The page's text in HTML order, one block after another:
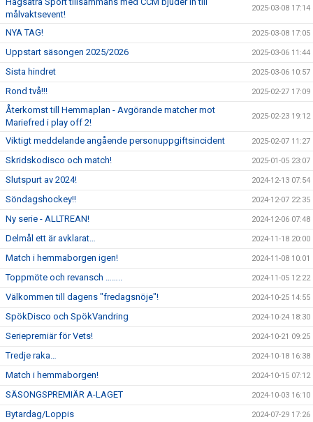
målvaktsevent!
2025-03-08 17:14
NYA TAG! 2025-03-08 17:05
Uppstart säsongen 2025/2026 2025-03-06 11:44
Sista hindret 2025-03-06 10:57
Rond två!!! 2025-02-27 17:09
Återkomst till Hemmaplan - Avgörande matcher mot
Mariefred i play off 2!
2025-02-23 19:12
Viktigt meddelande angående personuppgiftsincident 2025-02-07 11:27
Skridskodisco och match! 2025-01-05 23:07
Slutspurt av 2024! 2024-12-13 07:54
Söndagshockey!! 2024-12-07 22:35
Ny serie - ALLTREAN! 2024-12-06 07:48
Delmål ett är avklarat… 2024-11-18 20:00
Match i hemmaborgen igen! 2024-11-08 10:01
Toppmöte och revansch …….. 2024-11-05 12:22
Välkommen till dagens "fredagsnöje"! 2024-10-25 14:55
SpökDisco och SpökVandring 2024-10-24 18:30
Seriepremiär för Vets! 2024-10-21 09:25
Tredje raka… 2024-10-18 16:38
Match i hemmaborgen! 2024-10-15 07:12
SÄSONGSPREMIÄR A-LAGET 2024-10-03 16:10
Bytardag/Loppis 2024-07-29 17:26